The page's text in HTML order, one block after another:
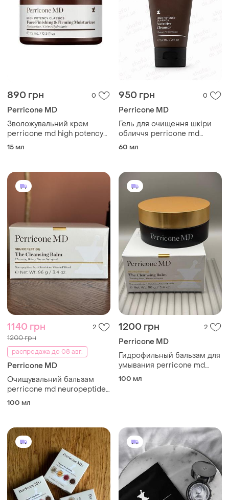
890 грн 0
Perricone MD
Зволожувальний крем
perricone md high potency
classics face finishing &
15 мл
950 грн 0
Perricone MD
Гель для очищення шкіри
обличчя perricone md
perricone md high potency
60 мл
1140 грн 2
1200 грн
распродажа до 08 авг.
Perricone MD
Очищувальний бальзам
perricone md neuropeptide
the cleansing balm 96 г
100 мл
1200 грн 2
Perricone MD
Гидрофильный бальзам для
умывания perricone md
neuropeptide the cleansing
100 мл